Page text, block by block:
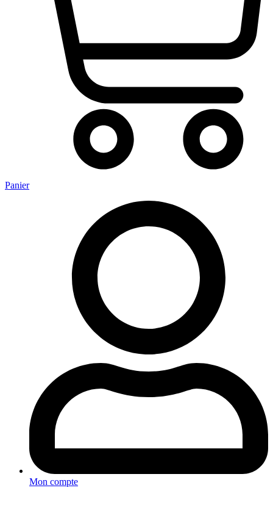
Panier
Mon compte